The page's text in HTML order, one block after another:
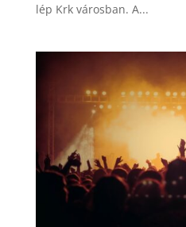
lép Krk városban. A...